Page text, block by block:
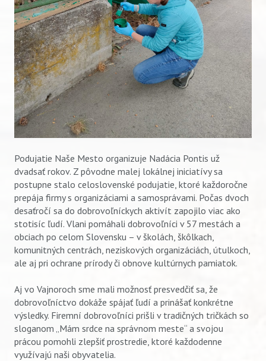
Vyhľadávanie
Podujatie Naše Mesto organizuje Nadácia Pontis už
dvadsať rokov. Z pôvodne malej lokálnej iniciatívy sa
postupne stalo celoslovenské podujatie, ktoré každoročne
prepája firmy s organizáciami a samosprávami. Počas dvoch
desaťročí sa do dobrovoľníckych aktivít zapojilo viac ako
stotisíc ľudí. Vlani pomáhali dobrovoľníci v 57 mestách a
obciach po celom Slovensku – v školách, škôlkach,
komunitných centrách, neziskových organizáciách, útulkoch,
ale aj pri ochrane prírody či obnove kultúrnych pamiatok.
Aj vo Vajnoroch sme mali možnosť presvedčiť sa, že
dobrovoľníctvo dokáže spájať ľudí a prinášať konkrétne
výsledky. Firemní dobrovoľníci prišli v tradičných tričkách so
sloganom „Mám srdce na správnom meste“ a svojou
prácou pomohli zlepšiť prostredie, ktoré každodenne
využívajú naši obyvatelia.